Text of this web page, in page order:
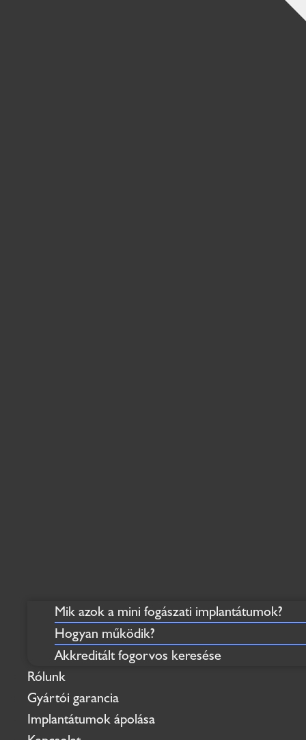
Mik azok a mini fogászati implantátumok?
Hogyan működik?
Akkreditált fogorvos keresése
Rólunk
Gyártói garancia
Implantátumok ápolása